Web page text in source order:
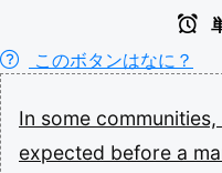
このボタンはなに？
In some communities,
expected before a